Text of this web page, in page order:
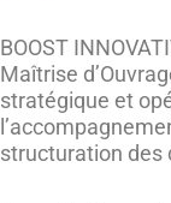
BOOST
Maîtrise
stratégique et
structuration des